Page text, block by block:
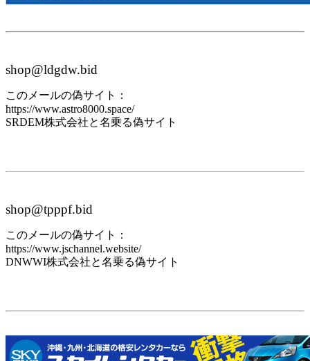
shop@ldgdw.bid
このメールの偽サイト：
https://www.astro8000.space/
SRDEM株式会社と名乗る偽サイト
shop@tpppf.bid
このメールの偽サイト：
https://www.jschannel.website/
DNWWI株式会社と名乗る偽サイト